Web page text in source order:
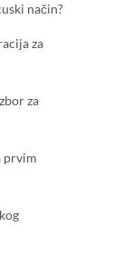
način?
za
za
prvim